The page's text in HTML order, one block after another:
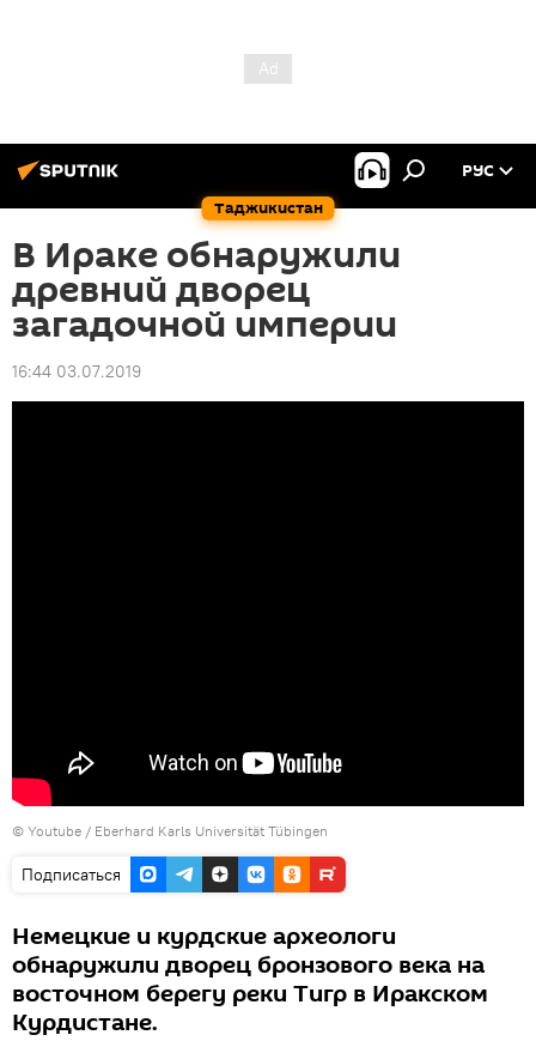
Таджикистан
РУС
В Ираке обнаружили
древний дворец
загадочной империи
16:44 03.07.2019
© Youtube / Eberhard Karls Universität Tübingen
Подписаться
Немецкие и курдские археологи
обнаружили дворец бронзового века на
восточном берегу реки Тигр в Иракском
Курдистане.